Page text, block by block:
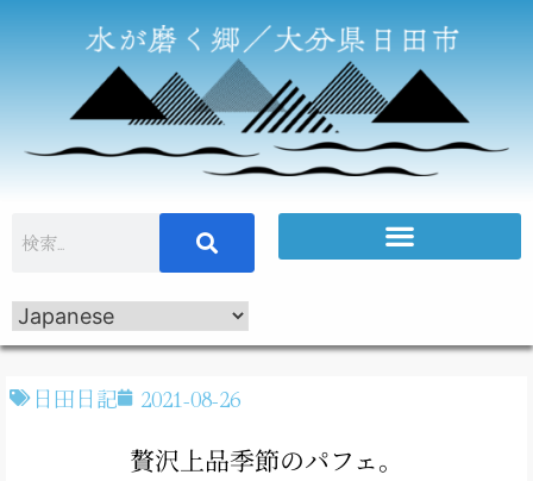
日田日記 2021-08-26
贅沢上品季節のパフェ。